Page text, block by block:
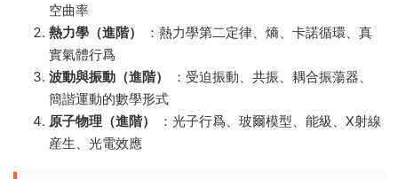
空曲率
熱力學（進階）
：熱力學第二定律、熵、卡諾循環、真
實氣體行爲
波動與振動（進階）
：受迫振動、共振、耦合振蕩器、
簡諧運動的數學形式
原子物理（進階）
：光子行爲、玻爾模型、能級、X射線
産生、光電效應